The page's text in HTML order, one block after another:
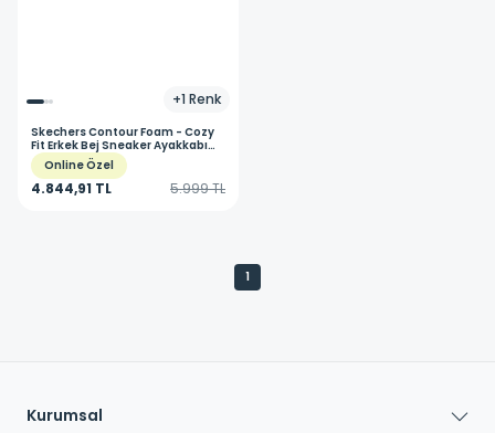
+1 Renk
SkechersContour Foam - Cozy
Fit Erkek Bej Sneaker Ayakkabı
232619 NTNV
Online Özel
4.844,91 TL 5.999 TL
1
Kurumsal